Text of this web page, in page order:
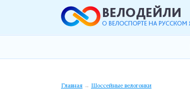
Главная → Шоссейные велогонки